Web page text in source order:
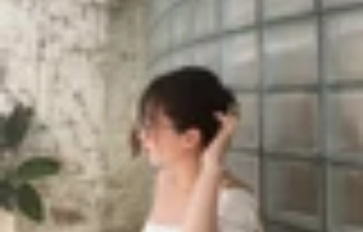
Tin Mới
Đánh Giá - Trên Tay
Khuyến
Thủ thuật Thông báoKhách
hàng - Sự kiện
Hướng dẫn cách tạo Memoji trên
iPhone và iPad chi tiết nhất!
Triệu Vy
Ngày đăng: 04/06/2026
Cập nhật:
04/06/2026
Theo dõi XTMobile trên